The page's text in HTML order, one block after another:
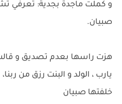
و كملت ماجدة بجدية: تعرفي
صبيان.
هزت راسها بعدم تصديق و
يارب ، الولد و البنت رزق من
خلفتها صبيان